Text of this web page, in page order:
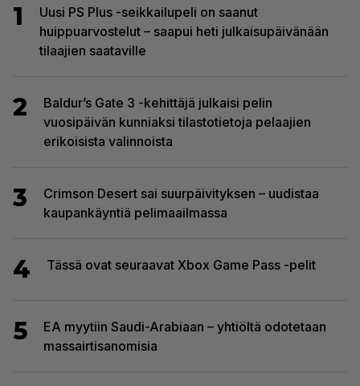
1
Uusi PS Plus -seikkailupeli on saanut
huippuarvostelut – saapui heti julkaisupäivänään
tilaajien saataville
2
Baldur’s Gate 3 -kehittäjä julkaisi pelin
vuosipäivän kunniaksi tilastotietoja pelaajien
erikoisista valinnoista
3
Crimson Desert sai suurpäivityksen – uudistaa
kaupankäyntiä pelimaailmassa
4 Tässä ovat seuraavat Xbox Game Pass -pelit
5
EA myytiin Saudi-Arabiaan – yhtiöltä odotetaan
massairtisanomisia